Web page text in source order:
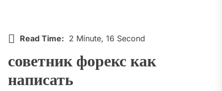
Read Time: 2 Minute, 16 Second
советник форекс как
написать